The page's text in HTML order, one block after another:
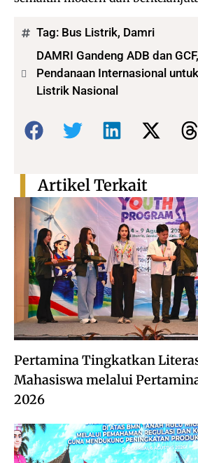
Tag: Bus Listrik, Damri
DAMRI Gandeng ADB dan
Pendanaan Internasional
Listrik Nasional
Bagikan:
Pertamina Tingkatkan
Mahasiswa melalui
2026
Artikel Terkait